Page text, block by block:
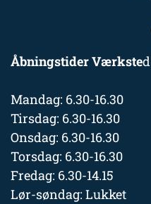
Åbningstider Værksted
Mandag: 6.30-16.30
Tirsdag: 6.30-16.30
Onsdag: 6.30-16.30
Torsdag: 6.30-16.30
Fredag: 6.30-14.15
Lør-søndag: Lukket